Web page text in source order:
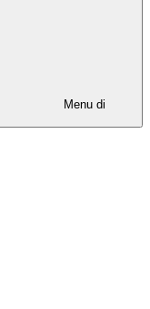
Menu di